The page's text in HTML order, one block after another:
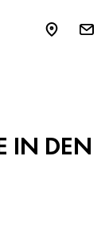
IN DEN